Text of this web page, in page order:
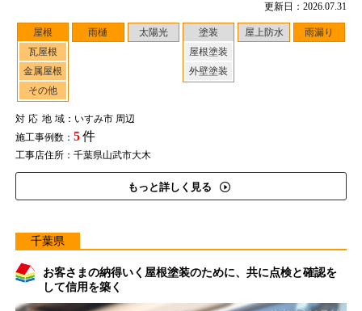
更新日：2026.07.31
屋根
瓦屋根
金属屋根
その他
雨樋 太陽光
塗装
屋根塗装
外壁塗装
屋上防水 雨漏り
対応地域：いすみ市 周辺
施工事例数： 5件
工事店住所：千葉県山武市大木
もっと詳しく見る
千葉県
お客さまの納得いく屋根塗装のために、共に点検と確認を
して信用を築く